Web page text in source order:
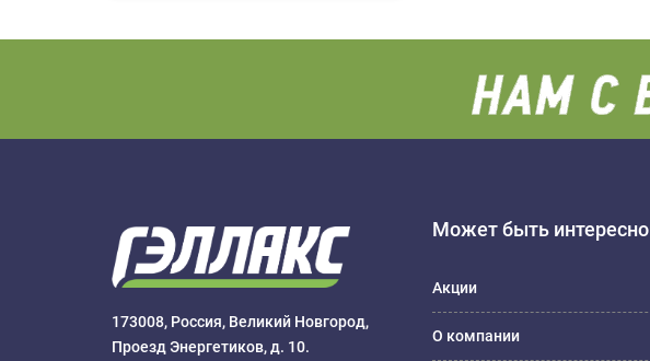
173008, Россия, Великий Новгород,
Проезд Энергетиков, д. 10.
Может быть интересно
Акции
О компании